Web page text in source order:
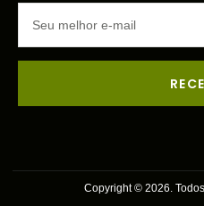
Copyright © 2026.